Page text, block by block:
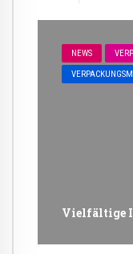
NEWS
Vielfältige